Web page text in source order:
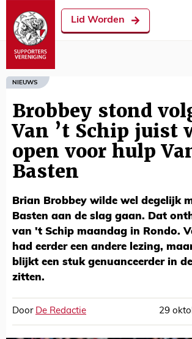
Lid Worden
NIEUWS
Brobbey stond
Van ’t Schip juist
open voor hulp
Basten
Brian Brobbey wilde wel degelijk
Basten aan de slag gaan. Dat
van 't Schip maandag in Rondo.
had eerder een andere lezing,
blijkt een stuk genuanceerder in
zitten.
Door De Redactie 29